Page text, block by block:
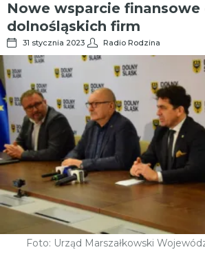
Nowe wsparcie finansowe
dolnośląskich firm
31 stycznia 2023 Radio Rodzina
Foto: Urząd Marszałkowski